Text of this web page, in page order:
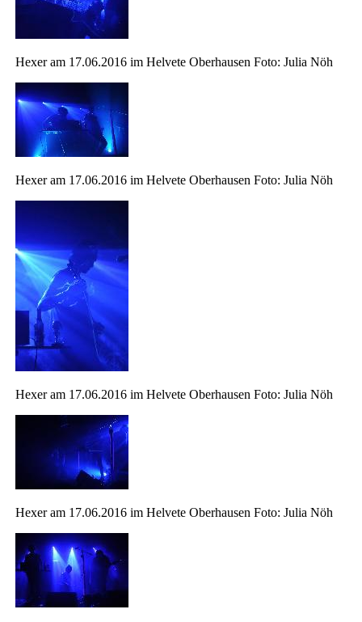
Hexer am 17.06.2016 im Helvete Oberhausen Foto: Julia Nöh
Hexer am 17.06.2016 im Helvete Oberhausen Foto: Julia Nöh
Hexer am 17.06.2016 im Helvete Oberhausen Foto: Julia Nöh
Hexer am 17.06.2016 im Helvete Oberhausen Foto: Julia Nöh